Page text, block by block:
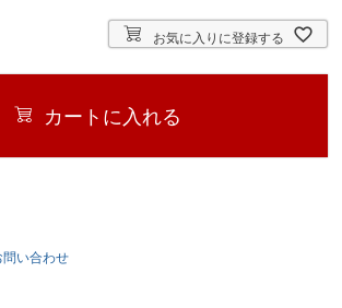
お気に入りに登録する
カートに入れる
い合わせ